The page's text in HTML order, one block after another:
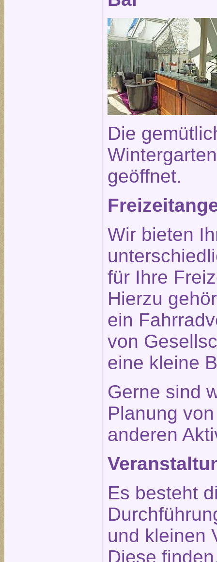
Die
geöffnet.
Wir bieten
für Ihre
Hierzu
ein
von
eine kleine
Gerne sind
Planung
anderen
Es besteht
und kleinen
Diese